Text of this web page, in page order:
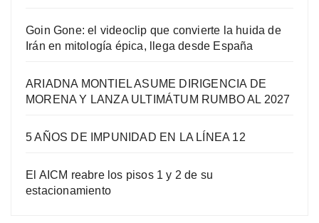
Goin Gone: el videoclip que convierte la huida de
Irán en mitología épica, llega desde España
ARIADNA MONTIEL ASUME DIRIGENCIA DE
MORENA Y LANZA ULTIMÁTUM RUMBO AL 2027
5 AÑOS DE IMPUNIDAD EN LA LÍNEA 12
El AICM reabre los pisos 1 y 2 de su
estacionamiento